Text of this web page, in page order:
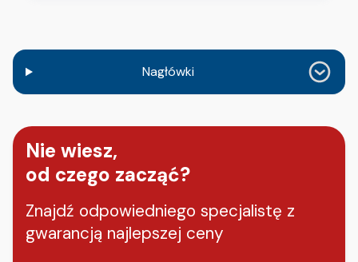
Nagłówki
Nie wiesz,
od czego zacząć?
Znajdź odpowiedniego specjalistę z
gwarancją najlepszej ceny